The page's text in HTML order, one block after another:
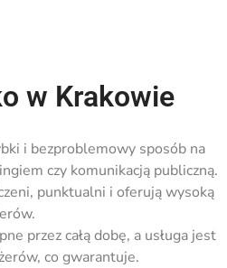
w Krakowie
i bezproblemowy sposób na
czy komunikacją publiczną.
punktualni i oferują wysoką
prze­z całą dobę, a usługa jest
co gwarantuje­.